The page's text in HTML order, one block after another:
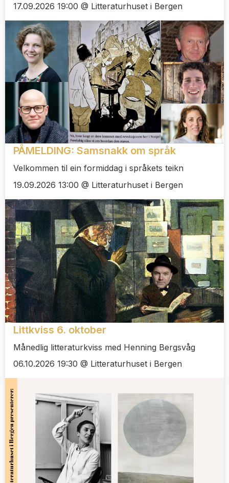
17.09.2026 19:00 @ Litteraturhuset i Bergen
PÅMELDING: Samsnakk om språk
Velkommen til ein formiddag i språkets teikn
19.09.2026 13:00 @ Litteraturhuset i Bergen
Littkviss 6. oktober
Månedlig litteraturkviss med Henning Bergsvåg
06.10.2026 19:30 @ Litteraturhuset i Bergen